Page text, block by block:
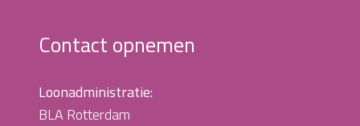
Contact opnemen
Loonadministratie:
BLA Rotterdam